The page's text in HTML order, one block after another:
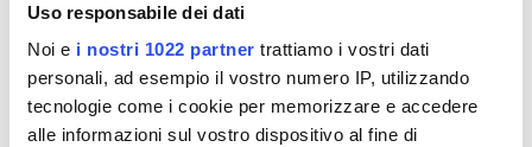
Uso responsabile dei dati
Noi e i nostri 1022 partner trattiamo i vostri dati
personali, ad esempio il vostro numero IP, utilizzando
tecnologie come i cookie per memorizzare e accedere
alle informazioni sul vostro dispositivo al fine di
Denominazione:Comune di Figline e Incisa
Importo vantaggio economico riconosciuto: